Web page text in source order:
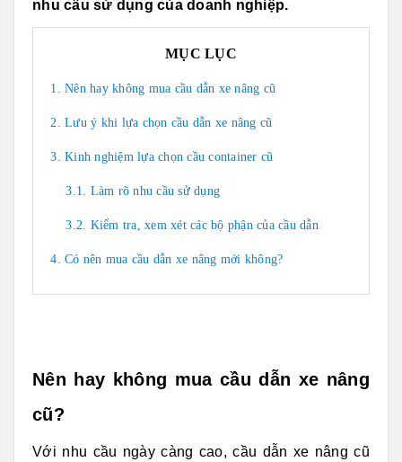
nhu cầu sử dụng của doanh nghiệp.
MỤC LỤC
1. Nên hay không mua cầu dẫn xe nâng cũ
2. Lưu ý khi lựa chọn cầu dẫn xe nâng cũ
3. Kinh nghiệm lựa chọn cầu container cũ
3.1. Làm rõ nhu cầu sử dụng
3.2. Kiểm tra, xem xét các bộ phận của cầu dẫn
4. Có nên mua cầu dẫn xe nâng mới không?
Nên hay không mua cầu dẫn xe nâng
cũ?
Với nhu cầu ngày càng cao, cầu dẫn xe nâng cũ